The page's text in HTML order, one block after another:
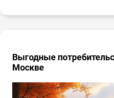
Выгодные
Москве